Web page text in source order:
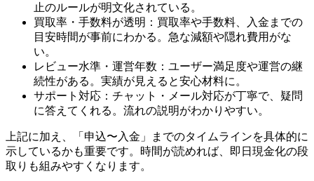
止のルールが明文化されている。
買取率・手数料が透明：買取率や手数料、入金までの
目安時間が事前にわかる。急な減額や隠れ費用がな
い。
レビュー水準・運営年数：ユーザー満足度や運営の継
続性がある。実績が見えると安心材料に。
サポート対応：チャット・メール対応が丁寧で、疑問
に答えてくれる。流れの説明がわかりやすい。
上記に加え、「申込〜入金」までのタイムラインを具体的に
示しているかも重要です。時間が読めれば、即日現金化の段
取りも組みやすくなります。